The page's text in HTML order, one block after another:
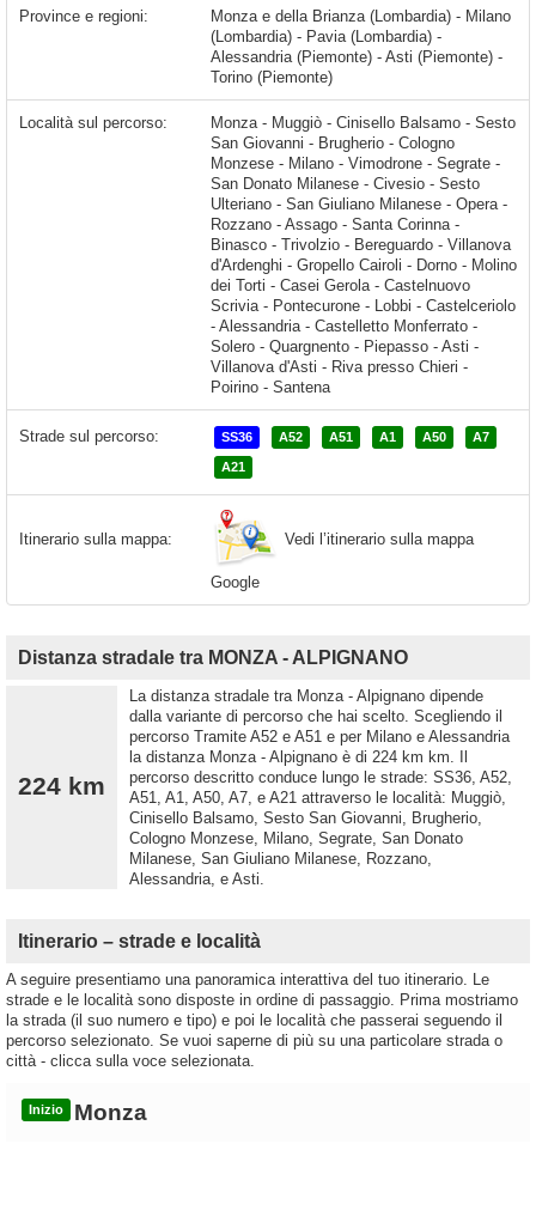
Province e regioni:
Monza e della Brianza (Lombardia) - Milano
(Lombardia) - Pavia (Lombardia) -
Alessandria (Piemonte) - Asti (Piemonte) -
Torino (Piemonte)
Località sul percorso: Monza - Muggiò - Cinisello Balsamo - Sesto San Giovanni - Brugherio - Cologno Monzese - Milano - Vimodrone - Segrate - San Donato Milanese - Civesio - Sesto Ulteriano - San Giuliano Milanese - Opera - Rozzano - Assago - Santa Corinna - Binasco - Trivolzio - Bereguardo - Villanova d'Ardenghi - Gropello Cairoli - Dorno - Molino dei Torti - Casei Gerola - Castelnuovo Scrivia - Pontecurone - Lobbi - Castelceriolo - Alessandria - Castelletto Monferrato - Solero - Quargnento - Piepasso - Asti
Strade sul percorso: SS36 A52 A51 A1 A50 A7
A21
Itinerario sulla mappa: Vedi l’itinerario sulla mappa
Google
Distanza stradale tra MONZA - ALPIGNANO
224 km
La distanza stradale tra Monza - Alpignano dipende
dalla variante di percorso che hai scelto. Scegliendo il
percorso Tramite A52 e A51 e per Milano e Alessandria
la distanza Monza - Alpignano è di 224 km km. Il
percorso descritto conduce lungo le strade: SS36, A52,
A51, A1, A50, A7, e A21 attraverso le località: Muggiò,
Cinisello Balsamo, Sesto San Giovanni, Brugherio,
Cologno Monzese, Milano, Segrate, San Donato
Milanese, San Giuliano Milanese, Rozzano,
Alessandria, e Asti.
Itinerario – strade e località
A seguire presentiamo una panoramica interattiva del tuo itinerario. Le
strade e le località sono disposte in ordine di passaggio. Prima mostriamo
la strada (il suo numero e tipo) e poi le località che passerai seguendo il
percorso selezionato. Se vuoi saperne di più su una particolare strada o
città - clicca sulla voce selezionata.
Inizio Monza